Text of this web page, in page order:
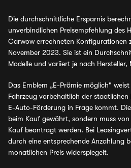
Die durchschnittliche Ersparnis
unverbindlichen Preisempfehlung des
Carwow errechneten Konfigurationen
November 2023. Sie ist ein
Modelle und variiert je nach Hersteller,
Das Emblem „E-Prämie möglich"
Fahrzeug vorbehaltlich der
E-Auto-Förderung in Frage kommt.
beim Kauf gewährt, sondern muss
Kauf beantragt werden. Bei
durch eine entsprechende Anzahlung
monatlichen Preis widerspiegelt.